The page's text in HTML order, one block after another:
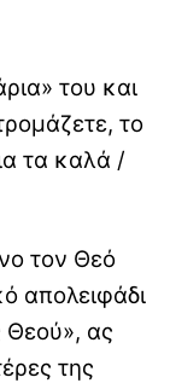
του και
το
τα καλά /
τον Θεό
απολειφάδι
Θεού», ας
της